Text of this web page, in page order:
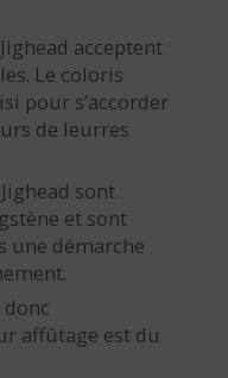
acceptent
Le coloris
pour s’accorder
de leurres
sont
et sont
une démarche
affûtage est du